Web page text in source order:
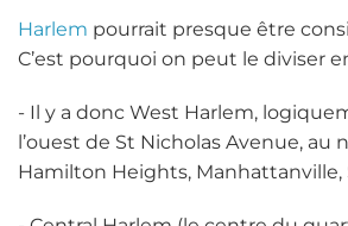
Harlem pourrait presque être
C’est pourquoi on peut le diviser
- Il y a donc West Harlem,
l’ouest de St Nicholas Avenue,
Hamilton Heights, Manhattanville,